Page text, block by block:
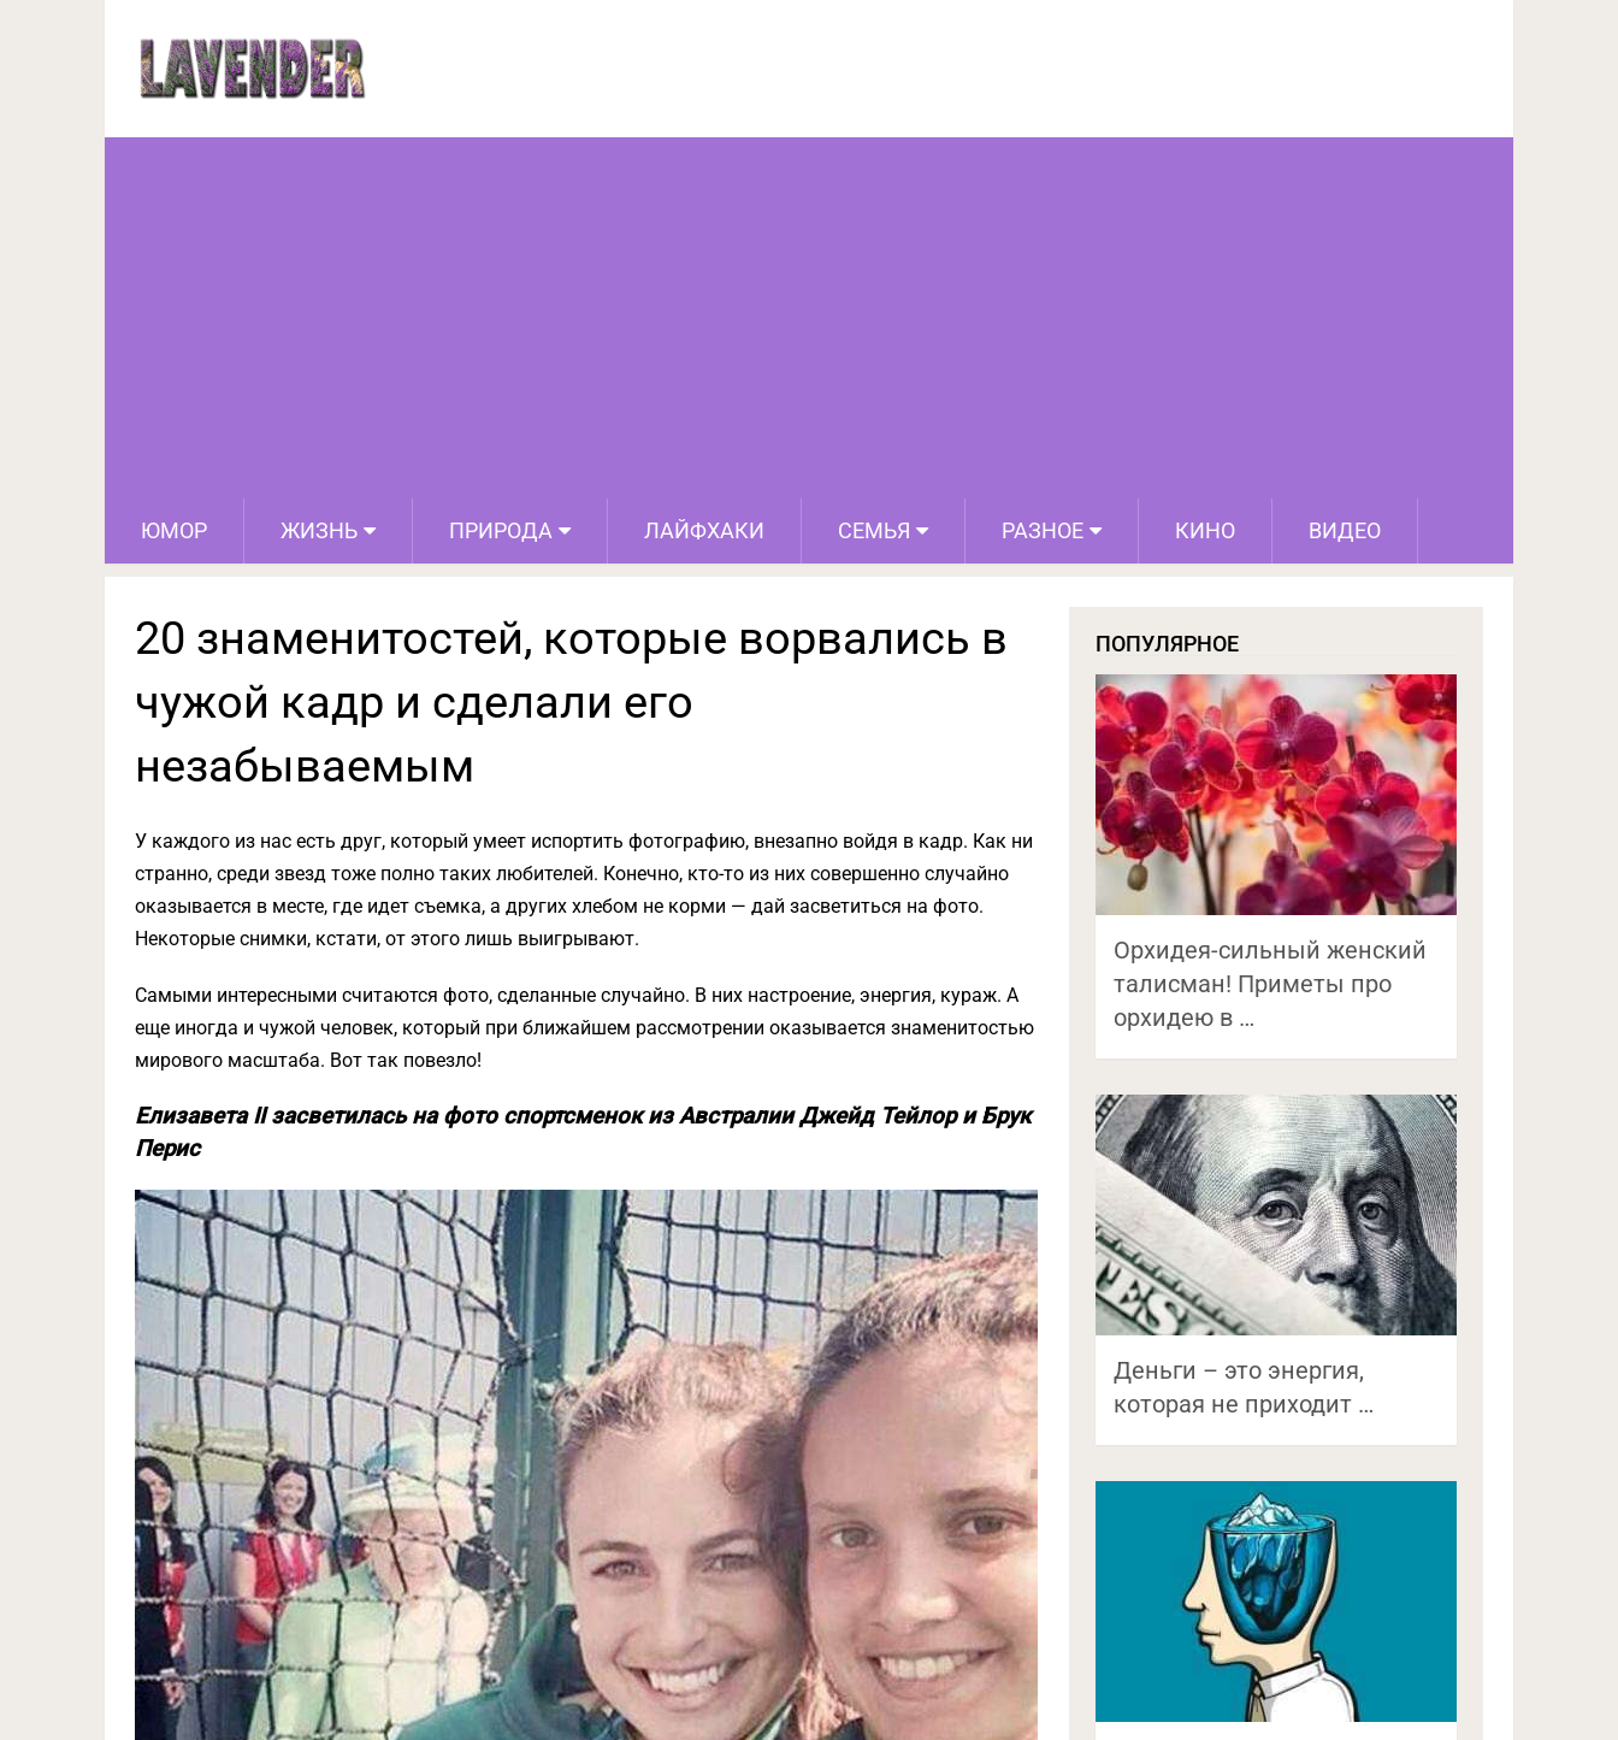
ЮМОР ЖИЗНЬ ПРИРОДА ЛАЙФХАКИ СЕМЬЯ РАЗНОЕ КИНО ВИДЕО
20 знаменитостей, которые ворвались в чужой кадр и сделали
20 знаменитостей, которые ворвались в
чужой кадр и сделали его
незабываемым
У каждого из нас есть друг, который умеет испортить фотографию, внезапно войдя в кадр. Как ни
странно, среди звезд тоже полно таких любителей. Конечно, кто-то из них совершенно случайно
оказывается в месте, где идет съемка, а других хлебом не корми — дай засветиться на фото.
Некоторые снимки, кстати, от этого лишь выигрывают.
Самыми интересными считаются фото, сделанные случайно. В них настроение, энергия, кураж. А
еще иногда и чужой человек, который при ближайшем рассмотрении оказывается знаменитостью
мирового масштаба. Вот так повезло!
Елизавета II засветилась на фото спортсменок из Австралии Джейд Тейлор и Брук
Перис
ПОПУЛЯРНОЕ
Орхидея-сильный женский
талисман! Приметы про
орхидею в …
Деньги – это энергия,
которая не приходит …